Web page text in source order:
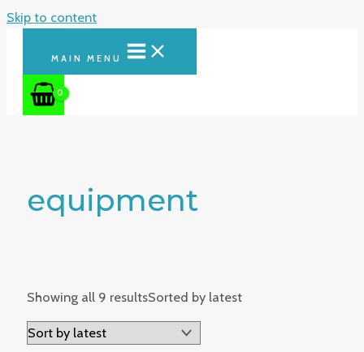
Skip to content
MAIN MENU
equipment
Showing all 9 resultsSorted by latest